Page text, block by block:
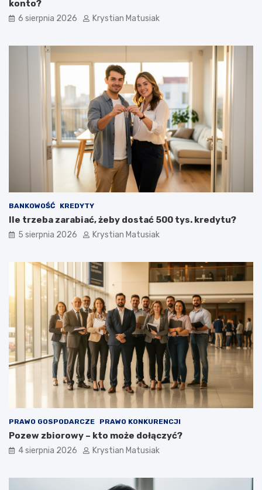
konto?
6 sierpnia 2026 Krystian Matusiak
BANKOWOŚĆ KREDYTY
Ile trzeba zarabiać, żeby dostać 500 tys. kredytu?
5 sierpnia 2026 Krystian Matusiak
PRAWO GOSPODARCZE PRAWO KONKURENCJI
Pozew zbiorowy – kto może dołączyć?
4 sierpnia 2026 Krystian Matusiak